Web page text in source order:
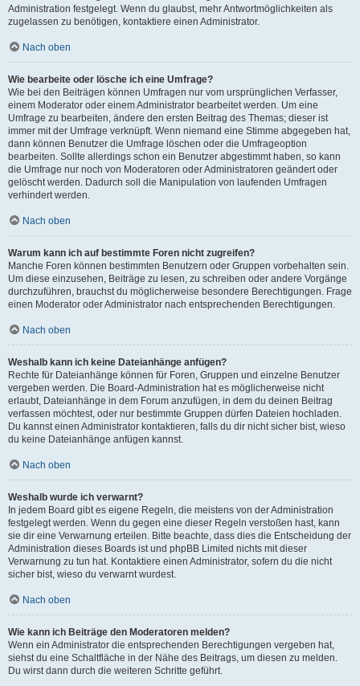
Administration festgelegt. Wenn du glaubst, mehr Antwortmöglichkeiten als
zugelassen zu benötigen, kontaktiere einen Administrator.
Nach oben
Wie bearbeite oder lösche ich eine Umfrage?
Wie bei den Beiträgen können Umfragen nur vom ursprünglichen Verfasser,
einem Moderator oder einem Administrator bearbeitet werden. Um eine
Umfrage zu bearbeiten, ändere den ersten Beitrag des Themas; dieser ist
immer mit der Umfrage verknüpft. Wenn niemand eine Stimme abgegeben hat,
dann können Benutzer die Umfrage löschen oder die Umfrageoption
bearbeiten. Sollte allerdings schon ein Benutzer abgestimmt haben, so kann
die Umfrage nur noch von Moderatoren oder Administratoren geändert oder
gelöscht werden. Dadurch soll die Manipulation von laufenden Umfragen
verhindert werden.
Nach oben
Warum kann ich auf bestimmte Foren nicht zugreifen?
Manche Foren können bestimmten Benutzern oder Gruppen vorbehalten sein.
Um diese einzusehen, Beiträge zu lesen, zu schreiben oder andere Vorgänge
durchzuführen, brauchst du möglicherweise besondere Berechtigungen. Frage
einen Moderator oder Administrator nach entsprechenden Berechtigungen.
Nach oben
Weshalb kann ich keine Dateianhänge anfügen?
Rechte für Dateianhänge können für Foren, Gruppen und einzelne Benutzer
vergeben werden. Die Board-Administration hat es möglicherweise nicht
erlaubt, Dateianhänge in dem Forum anzufügen, in dem du deinen Beitrag
verfassen möchtest, oder nur bestimmte Gruppen dürfen Dateien hochladen.
Du kannst einen Administrator kontaktieren, falls du dir nicht sicher bist, wieso
du keine Dateianhänge anfügen kannst.
Nach oben
Weshalb wurde ich verwarnt?
In jedem Board gibt es eigene Regeln, die meistens von der Administration
festgelegt werden. Wenn du gegen eine dieser Regeln verstoßen hast, kann
sie dir eine Verwarnung erteilen. Bitte beachte, dass dies die Entscheidung der
Administration dieses Boards ist und phpBB Limited nichts mit dieser
Verwarnung zu tun hat. Kontaktiere einen Administrator, sofern du die nicht
sicher bist, wieso du verwarnt wurdest.
Nach oben
Wie kann ich Beiträge den Moderatoren melden?
Wenn ein Administrator die entsprechenden Berechtigungen vergeben hat,
siehst du eine Schaltfläche in der Nähe des Beitrags, um diesen zu melden.
Du wirst dann durch die weiteren Schritte geführt.